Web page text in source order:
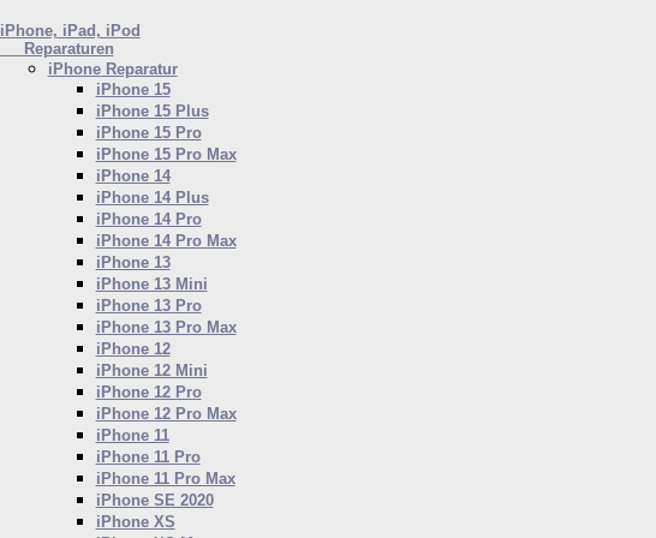
iPhone, iPad, iPod
Reparaturen
iPhoneReparatur
iPhone 15
iPhone 15 Plus
iPhone 15 Pro
iPhone 15 Pro Max
iPhone 14
iPhone 14 Plus
iPhone 14 Pro
iPhone 14 Pro Max
iPhone 13
iPhone 13 Mini
iPhone 13 Pro
iPhone 13 Pro Max
iPhone 12
iPhone 12 Mini
iPhone 12 Pro
iPhone 12 Pro Max
iPhone 11
iPhone 11 Pro
iPhone 11 Pro Max
iPhone SE 2020
iPhone XS